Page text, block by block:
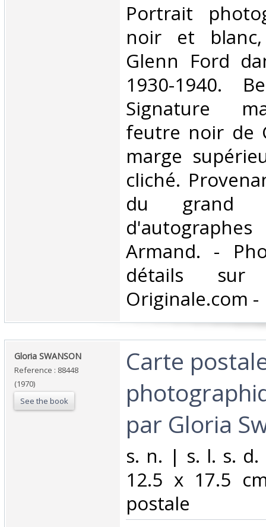
‎Portrait
noir et
Glenn Ford
1930-1940.
Signature
feutre noir de
marge
cliché.
du grand
Armand. -
détails sur
Originale.com -‎
‎Gloria SWANSON‎
Reference : 88448
(1970)
See the book
‎Carte
par Gloria
‎s. n. | s. l. s.
12.5 x 17.5
postale‎